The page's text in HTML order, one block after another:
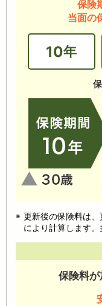
保険
当面の
10年
更新後の保険料は
により計算します。
保険料